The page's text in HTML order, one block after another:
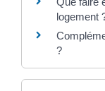
logement
?